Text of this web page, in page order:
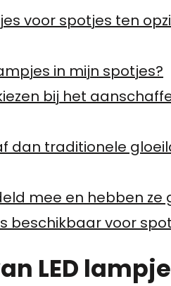
voor spotjes ten
in mijn spotjes?
bij het
dan traditionele
mee en hebben ze
beschikbaar voor
LED